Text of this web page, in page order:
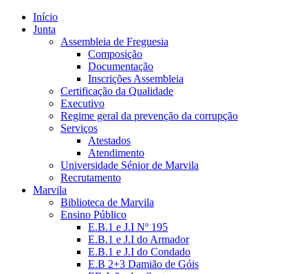
Início
Junta
Assembleia de Freguesia
Composição
Documentação
Inscrições Assembleia
Certificação da Qualidade
Executivo
Regime geral da prevenção da corrupção
Serviços
Atestados
Atendimento
Universidade Sénior de Marvila
Recrutamento
Marvila
Biblioteca de Marvila
Ensino Público
E.B.1 e J.I Nº 195
E.B.1 e J.I do Armador
E.B.1 e J.I do Condado
E.B 2+3 Damião de Góis